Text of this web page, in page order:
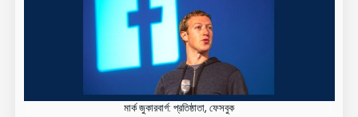
মার্ক জুকারবার্গ: প্রতিষ্ঠাতা, ফেসবুক